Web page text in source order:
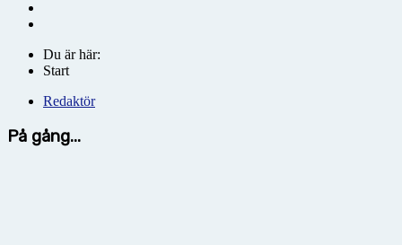
Du är här:
Start
Redaktör
På gång...